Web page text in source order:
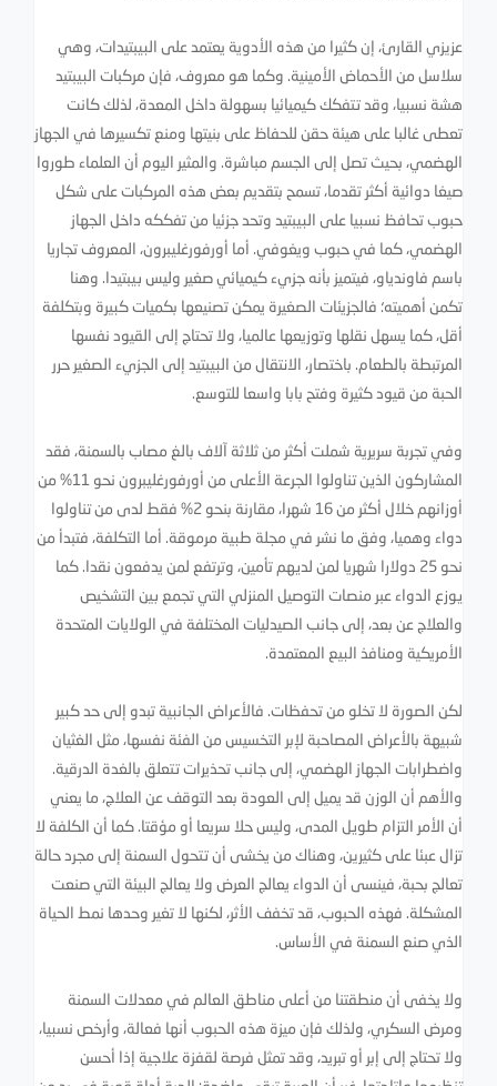
عزيزي القارئ، إن كثيرا من هذه الأدوية يعتمد على البيبتيدات، وهي
سلاسل من الأحماض الأمينية. وكما هو معروف، فإن مركبات البيبتيد
هشة نسبيا، وقد تتفكك كيميائيا بسهولة داخل المعدة، لذلك كانت
تعطى غالبا على هيئة حقن للحفاظ على بنيتها ومنع تكسيرها في الجهاز
الهضمي، بحيث تصل إلى الجسم مباشرة. والمثير اليوم أن العلماء طوروا
صيغا دوائية أكثر تقدما، تسمح بتقديم بعض هذه المركبات على شكل
حبوب تحافظ نسبيا على البيبتيد وتحد جزئيا من تفككه داخل الجهاز
الهضمي، كما في حبوب ويغوفي. أما أورفورغليبرون، المعروف تجاريا
باسم فاوندياو، فيتميز بأنه جزيء كيميائي صغير وليس بيبتيدا. وهنا
تكمن أهميته؛ فالجزيئات الصغيرة يمكن تصنيعها بكميات كبيرة وبتكلفة
أقل، كما يسهل نقلها وتوزيعها عالميا، ولا تحتاج إلى القيود نفسها
المرتبطة بالطعام. باختصار، الانتقال من البيبتيد إلى الجزيء الصغير حرر
الحبة من قيود كثيرة وفتح بابا واسعا للتوسع.
وفي تجربة سريرية شملت أكثر من ثلاثة آلاف بالغ مصاب بالسمنة، فقد
المشاركون الذين تناولوا الجرعة الأعلى من أورفورغليبرون نحو 11% من
أوزانهم خلال أكثر من 16 شهرا، مقارنة بنحو 2% فقط لدى من تناولوا
دواء وهميا، وفق ما نشر في مجلة طبية مرموقة. أما التكلفة، فتبدأ من
نحو 25 دولارا شهريا لمن لديهم تأمين، وترتفع لمن يدفعون نقدا. كما
يوزع الدواء عبر منصات التوصيل المنزلي التي تجمع بين التشخيص
والعلاج عن بعد، إلى جانب الصيدليات المختلفة في الولايات المتحدة
الأمريكية ومنافذ البيع المعتمدة.
لكن الصورة لا تخلو من تحفظات. فالأعراض الجانبية تبدو إلى حد كبير
شبيهة بالأعراض المصاحبة لإبر التخسيس من الفئة نفسها، مثل الغثيان
واضطرابات الجهاز الهضمي، إلى جانب تحذيرات تتعلق بالغدة الدرقية.
والأهم أن الوزن قد يميل إلى العودة بعد التوقف عن العلاج، ما يعني
أن الأمر التزام طويل المدى، وليس حلا سريعا أو مؤقتا. كما أن الكلفة لا
تزال عبئا على كثيرين، وهناك من يخشى أن تتحول السمنة إلى مجرد حالة
تعالج بحبة، فينسى أن الدواء يعالج العرض ولا يعالج البيئة التي صنعت
المشكلة. فهذه الحبوب، قد تخفف الأثر، لكنها لا تغير وحدها نمط الحياة
الذي صنع السمنة في الأساس.
ولا يخفى أن منطقتنا من أعلى مناطق العالم في معدلات السمنة
ومرض السكري، ولذلك فإن ميزة هذه الحبوب أنها فعالة، وأرخص نسبيا،
ولا تحتاج إلى إبر أو تبريد، وقد تمثل فرصة لقفزة علاجية إذا أحسن